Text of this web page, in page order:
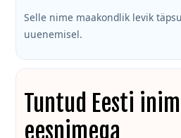
Selle nime maakondlik levik
uuenemisel.
Tuntud Eesti
eesnimega